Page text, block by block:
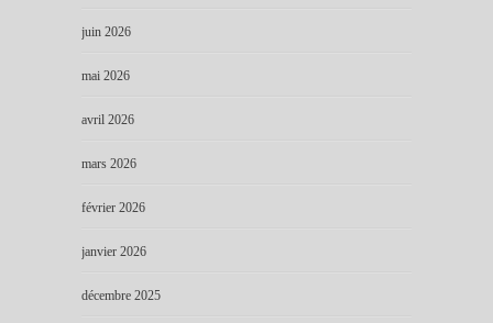
juin 2026
mai 2026
avril 2026
mars 2026
février 2026
janvier 2026
décembre 2025